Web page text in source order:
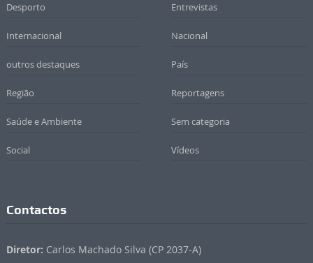
Desporto Entrevistas
Internacional Nacional
outros destaques País
Região Reportagens
Saúde e Ambiente Sem categoria
Social Vídeos
Contactos
Diretor: Carlos Machado Silva (CP 2037-A)